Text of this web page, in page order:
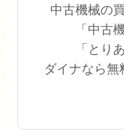
中古機械の
「中古
「とり
ダイナなら無